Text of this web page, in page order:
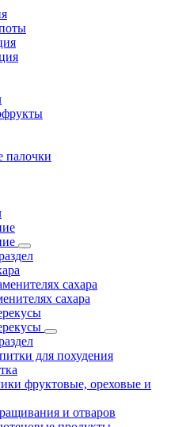
палочки
сахара
сахара
для похудения
фруктовые, ореховые и
и отваров